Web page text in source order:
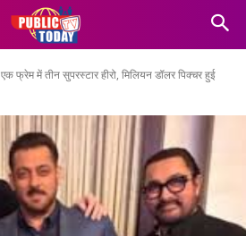
एक फ्रेम में तीन सुपरस्टार हीरो, मिलियन डॉलर पिक्चर हुई